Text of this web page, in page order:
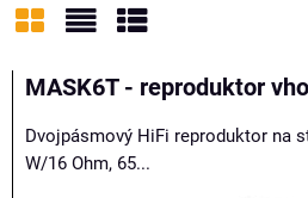
Mriežka
MASK6T - reproduktor
Dvojpásmový HiFi reproduktor na
W/16 Ohm, 65...